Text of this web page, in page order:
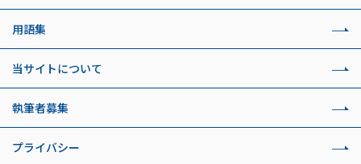
用語集
当サイトについて
執筆者募集
プライバシー